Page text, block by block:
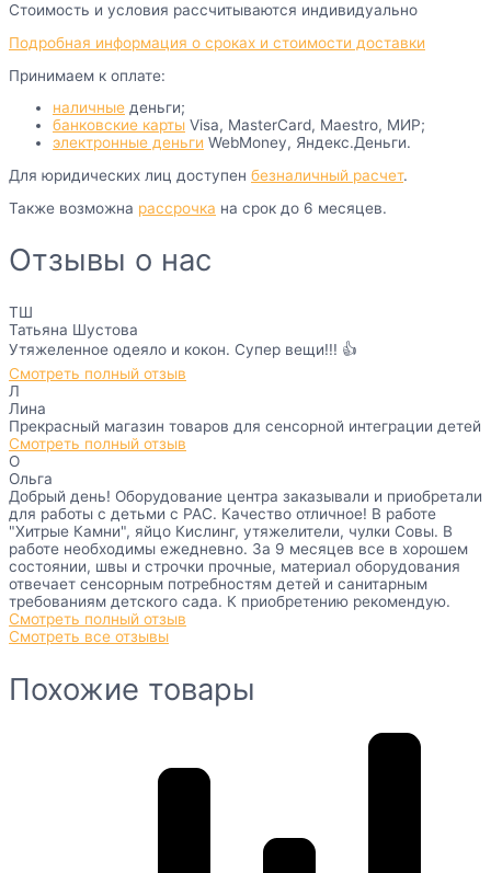
Стоимость и условия рассчитываются индивидуально
Подробная информация о сроках и стоимости доставки
Принимаем к оплате:
наличные деньги;
банковские карты Visa, MasterCard, Maestro, МИР;
электронные деньги WebMoney, Яндекс.Деньги.
Для юридических лиц доступен безналичный расчет.
Также возможна рассрочка на срок до 6 месяцев.
Отзывы о нас
ТШ
Татьяна Шустова
Утяжеленное одеяло и кокон. Супер вещи!!! 👍
Смотреть полный отзыв
Л
Лина
Прекрасный магазин товаров для сенсорной интеграции детей
Смотреть полный отзыв
О
Ольга
Добрый день! Оборудование центра заказывали и приобретали
для работы с детьми с РАС. Качество отличное! В работе
"Хитрые Камни", яйцо Кислинг, утяжелители, чулки Совы. В
работе необходимы ежедневно. За 9 месяцев все в хорошем
состоянии, швы и строчки прочные, материал оборудования
отвечает сенсорным потребностям детей и санитарным
требованиям детского сада. К приобретению рекомендую.
Смотреть полный отзыв
Смотреть все отзывы
Похожие товары